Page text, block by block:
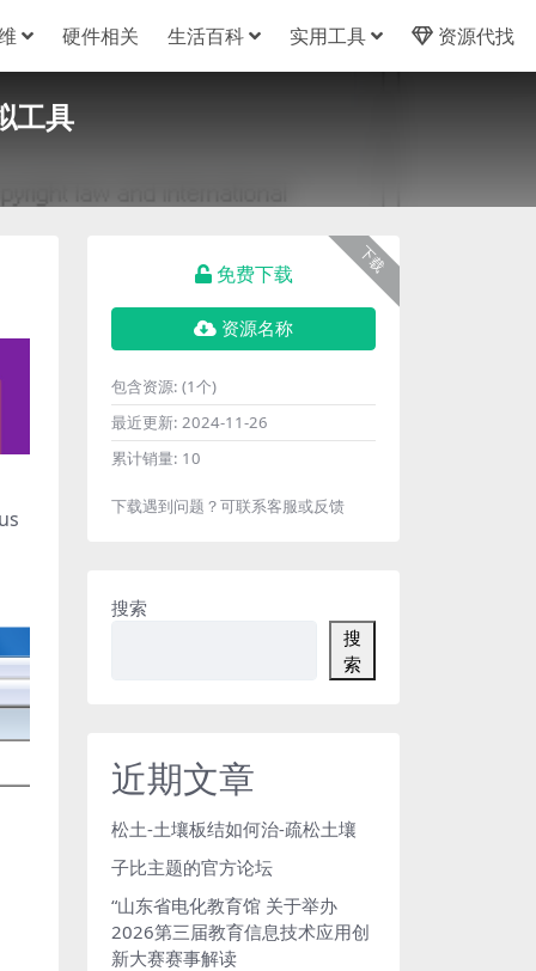
硬件相关 生活百科 实用工具 资源代找
工具
下载
免费下载
资源名称
包含资源: (1个)
最近更新: 2024-11-26
累计销量: 10
下载遇到问题？可联系客服或反馈
搜索
搜
索
近期文章
松土-土壤板结如何治-疏松土壤
子比主题的官方论坛
“山东省电化教育馆 关于举办
2026第三届教育信息技术应用创
新大赛赛事解读